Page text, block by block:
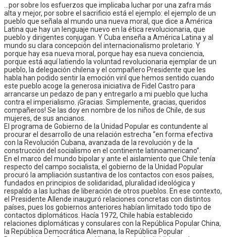
…por sobre los esfuerzos que implicaba luchar por una zafra más
alta y mejor, por sobre el sacrificio está el ejemplo: el ejemplo de un
pueblo que señala al mundo una nueva moral, que dice a América
Latina que hay un lenguaje nuevo en la ética revolucionaria, que
pueblo y dirigentes conjugan. Y Cuba enseña a América Latina y al
mundo su clara concepción del internacionalismo proletario. Y
porque hay esa nueva moral, porque hay esa nueva conciencia,
porque está aquí latiendo la voluntad revolucionaria ejemplar de un
pueblo, la delegación chilena y el compañero Presidente que les
habla han podido sentir la emoción viril que hemos sentido cuando
este pueblo acoge la generosa iniciativa de Fidel Castro para
arrancarse un pedazo de pan y entregarlo a mi pueblo que lucha
contra el imperialismo. ¡Gracias. Simplemente, gracias, queridos
compañeros! Se las doy en nombre de los niños de Chile, de sus
mujeres, de sus ancianos.
El programa de Gobierno de la Unidad Popular es contundente al
procurar el desarrollo de una relación estrecha “en forma efectiva
con la Revolución Cubana, avanzada de la revolución y de la
construcción del socialismo en el continente latinoamericano”.
En el marco del mundo bipolar y ante el aislamiento que Chile tenía
respecto del campo socialista, el gobierno de la Unidad Popular
procuró la ampliación sustantiva de los contactos con esos países,
fundados en principios de solidaridad, pluralidad ideológica y
respaldo a las luchas de liberación de otros pueblos. En ese contexto,
el Presidente Allende inauguró relaciones concretas con distintos
países, pues los gobiernos anteriores habían limitado todo tipo de
contactos diplomáticos. Hacía 1972, Chile había establecido
relaciones diplomáticas y consulares con la República Popular China,
la República Democrática Alemana, la República Popular